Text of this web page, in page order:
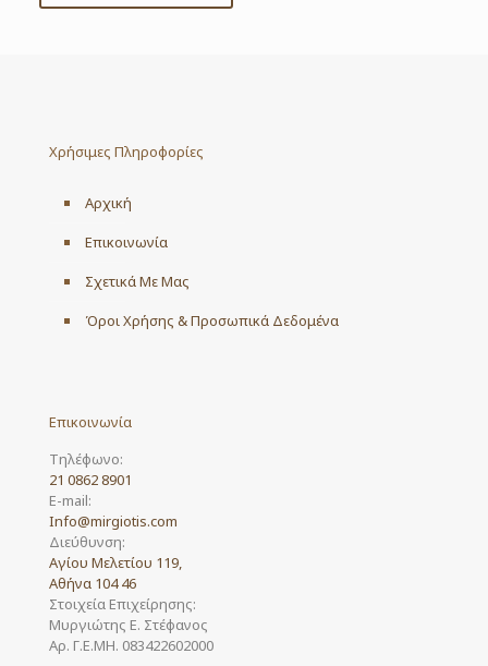
Χρήσιμες Πληροφορίες
Αρχική
Επικοινωνία
Σχετικά Με Μας
Όροι Χρήσης & Προσωπικά Δεδομένα
Επικοινωνία
Τηλέφωνο:
21 0862 8901
E-mail:
Info@mirgiotis.com
Διεύθυνση:
Αγίου Μελετίου 119,
Αθήνα 104 46
Στοιχεία Επιχείρησης:
Μυργιώτης Ε. Στέφανος
Αρ. Γ.Ε.ΜΗ. 083422602000